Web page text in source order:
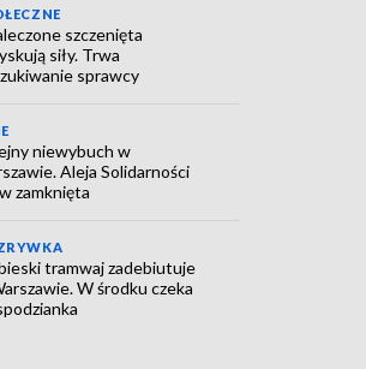
szczenięta
siły. Trwa
sprawcy
niewybuch w
Aleja Solidarności
zamknięta
tramwaj zadebiutuje
W środku czeka